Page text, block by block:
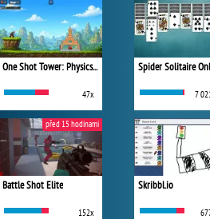
One Shot Tower: Physics Destroyer
47x
Battle Shot Elite
152x
před 15 hodinami
Spider Solitaire
7
Skribbl.io